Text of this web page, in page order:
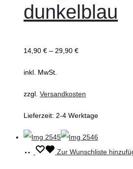
Produktseite
dunkelblau
14,90 € – 29,90 €
inkl. MwSt.
zzgl. Versandkosten
Lieferzeit: 2-4 Werktage
In
Zur Wunschliste